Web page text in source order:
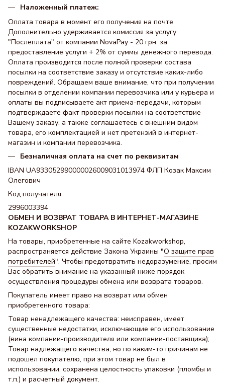
Наложенный платеж:
Оплата товара в момент его получения на почте
Дополнительно удерживается комиссия за услугу
"Послеплата" от компании NovaPay - 20 грн. за
предоставление услуги + 2% от суммы денежного перевода.
Оплата производится после полной проверки состава
посылки на соответствие заказу и отсутствие каких-либо
повреждений. Обращаем ваше внимание, что при получении
посылки в отделении компании перевозчика или у курьера и
оплаты вы подписываете акт приема-передачи, которым
подтверждаете факт проверки посылки на соответствие
Вашему заказу, а также соглашаетесь с внешним видом
товара, его комплектацией и нет претензий в интернет-
магазин и компании перевозчика.
Безналичная оплата на счет по реквизитам
IBAN UA933052990000026009031013974 ФЛП Козак Максим
Олегович
Код получателя
2996003394
ОБМЕН И ВОЗВРАТ ТОВАРА В ИНТЕРНЕТ-МАГАЗИНЕ
KOZAKWORKSHOP
На товары, приобретенные на сайте Kozakworkshop,
распространяется действие Закона Украины "О защите прав
потребителей". Чтобы предотвратить недоразумение, просим
Вас обратить внимание на указанный ниже порядок
осуществления процедуры обмена или возврата товаров.
Покупатель имеет право на возврат или обмен
приобретенного товара:
Товар ненадлежащего качества: неисправен, имеет
существенные недостатки, исключающие его использование
(вина компании-производителя или компании-поставщика);
Товар надлежащего качества, но по каким-то причинам не
подошел покупателю, при этом товар не был в
использовании, сохранена целостность упаковки (пломбы и
т.п.) и расчетный документ.